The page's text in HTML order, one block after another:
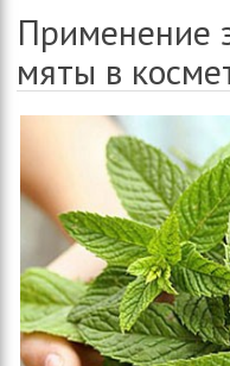
Применение
мяты в